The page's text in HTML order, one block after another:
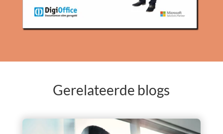
Gerelateerde blogs